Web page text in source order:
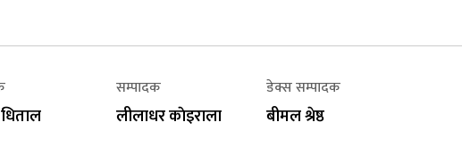
सम्पादक
लीलाधर काेइराला
डेक्स सम्पादक
बीमल श्रेष्ठ